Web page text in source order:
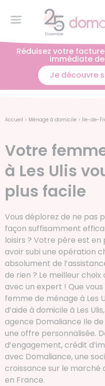
Réduisez votre
immédiate
Je découvre
Accueil > Ménage à domicile > Ile-de-
Votre
à Les Ulis
plus facile
Vous déplorez de ne pas
façon suffisamment
loisirs ? Votre père est
avoir subi une opération
absolument de
de rien ? Le meilleur
avec un expert ! Que
femme de ménage à Les
d’aide à domicile à Les
agence Domaliance Ile
une offre personnalisée.
d’engagement, crédit
avec Domaliance, une
croissance sur le marché
en France.